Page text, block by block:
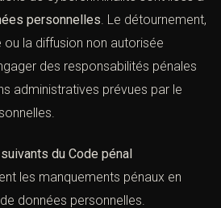
et protection
: réagir vite et
de cybercriminalité sont liées
personnelles. Le